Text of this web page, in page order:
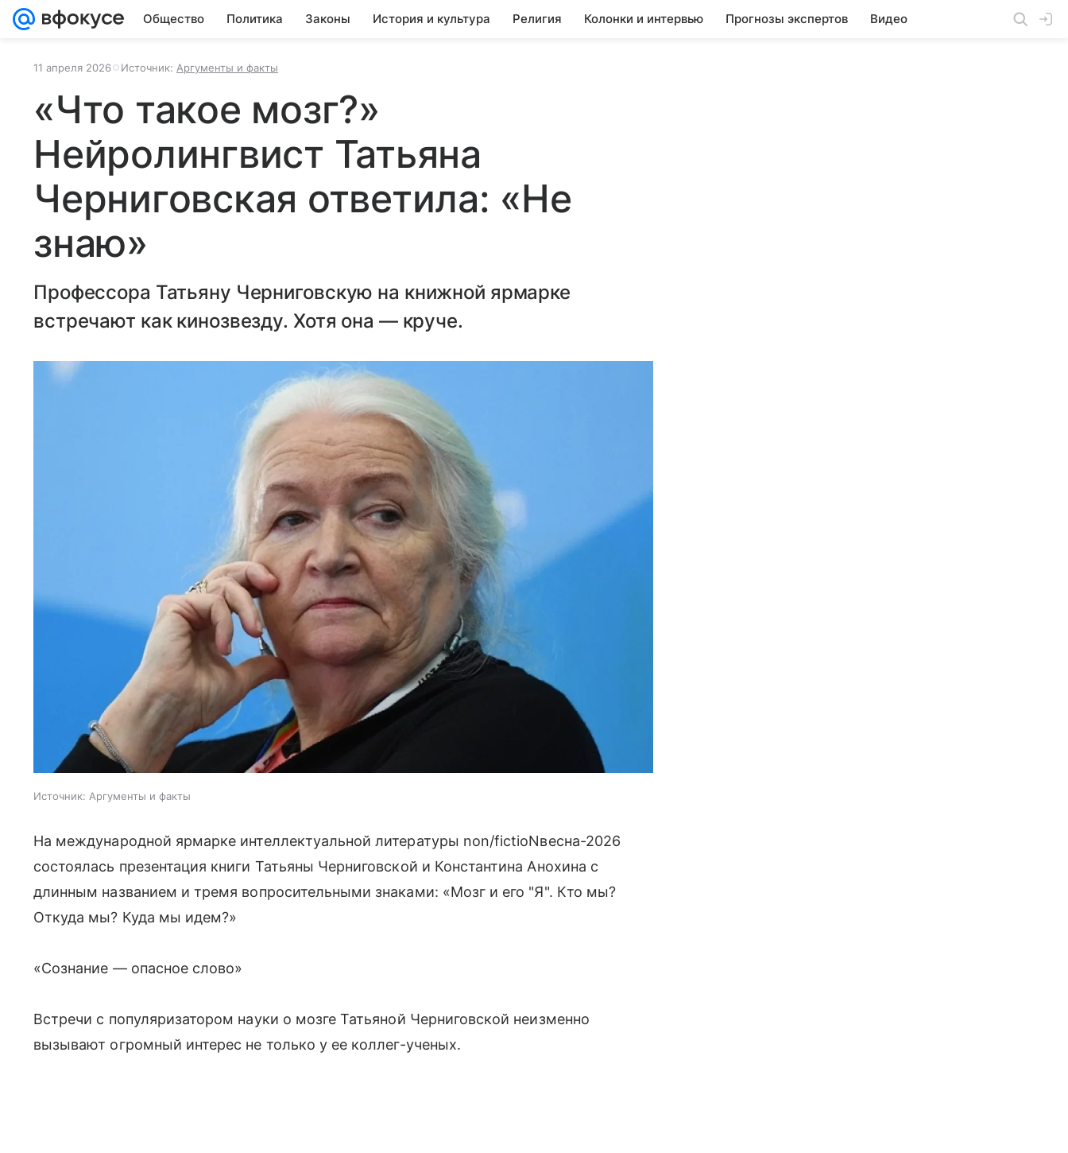
Общество Политика Законы История и культура Религия Колонки и интервью Прогнозы экспертов Видео
11 апреля 2026 Источник: Аргументы и факты
«Что такое мозг?»
Нейролингвист Татьяна
Черниговская ответила: «Не
знаю»
Профессора Татьяну Черниговскую на книжной ярмарке
встречают как кинозвезду. Хотя она — круче.
Источник: Аргументы и факты
На международной ярмарке интеллектуальной литературы non/fictioNвесна-2026
состоялась презентация книги Татьяны Черниговской и Константина Анохина с
длинным названием и тремя вопросительными знаками: «Мозг и его "Я". Кто мы?
Откуда мы? Куда мы идем?»
«Сознание — опасное слово»
Встречи с популяризатором науки о мозге Татьяной Черниговской неизменно
вызывают огромный интерес не только у ее коллег-ученых.